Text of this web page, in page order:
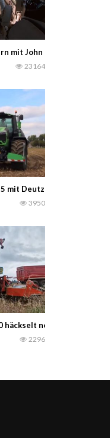
mit John Deere……. Angela
23164
mit Deutz Fahr 9340 TTV
3950
häckselt noch Top! -
2296